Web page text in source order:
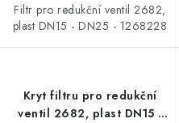
Filtr pro redukční ventil 2682,
plast DN15 - DN25 - 1268228
Kryt filtru pro redukční
ventil 2682, plast DN15 -